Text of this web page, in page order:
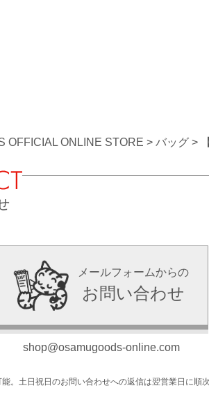
OFFICIAL ONLINE STORE バッグ
メールフォームからの
お問い合わせ
shop@osamugoods-online.com
。土日祝日のお問い合わせへの返信は翌営業日に順次